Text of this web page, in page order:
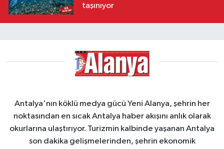
taşınıyor
Antalya'nın köklü medya gücü Yeni Alanya, şehrin her
noktasından en sıcak Antalya haber akışını anlık olarak
okurlarına ulaştırıyor. Turizmin kalbinde yaşanan Antalya
son dakika gelişmelerinden, şehrin ekonomik